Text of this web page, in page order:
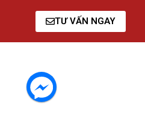
TƯ VẤN NGAY